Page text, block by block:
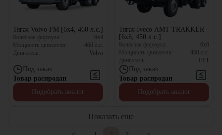
Тягач Volvo FM [6х4, 460 л.с.]
Колёсная формула:
6x4
Мощность двигателя:
460 л.с.
Двигатель:
Volvo
Под заказ
Товар распродан
Подобрать аналог
Тягач Iveco AMT TRAKKER
[6x6, 450 л.с.]
Колёсная формула:
6x6
Мощность двигателя:
450 л.с.
Двигатель:
FPT
Под заказ
Товар распродан
Подобрать аналог
Показать еще